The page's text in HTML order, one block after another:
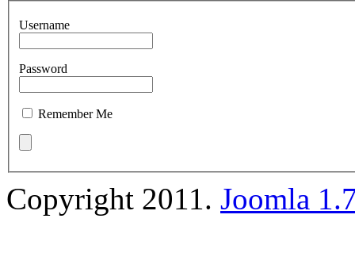
Username
Password
Remember Me
Copyright 2011. Joomla